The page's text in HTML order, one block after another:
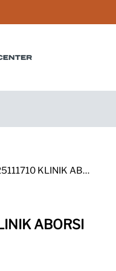
WA 082225111710 KLINIK ABORSI KURET BATAM
ABORSI